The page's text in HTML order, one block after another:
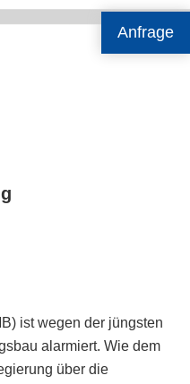
Anfrage
ist wegen der jüngsten
alarmiert. Wie dem
über die